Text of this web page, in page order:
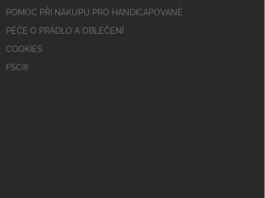
POMOC PŘI NÁKUPU PRO HANDICAPOVANÉ
PÉČE O PRÁDLO A OBLEČENÍ
COOKIES
FSC®